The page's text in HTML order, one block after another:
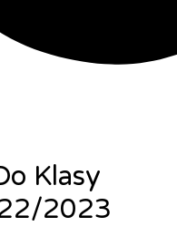
Klasy
2023